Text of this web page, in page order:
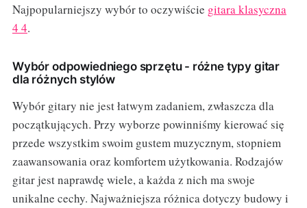
Najpopularniejszy wybór to oczywiście gitara klasyczna
4 4.
Wybór odpowiedniego sprzętu - różne typy gitar
dla różnych stylów
Wybór gitary nie jest łatwym zadaniem, zwłaszcza dla
początkujących. Przy wyborze powinniśmy kierować się
przede wszystkim swoim gustem muzycznym, stopniem
zaawansowania oraz komfortem użytkowania. Rodzajów
gitar jest naprawdę wiele, a każda z nich ma swoje
unikalne cechy. Najważniejsza różnica dotyczy budowy i